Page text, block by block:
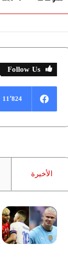
Follow Us
11٬824
الأخيرة